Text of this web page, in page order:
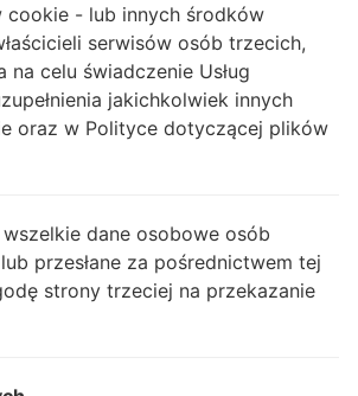
Powinieneś otrzymać 1 plik
plików (jeśli 5 plików wybierz
AP: "System & Recovery"
- lub innych środków
serwisów osób trzecich,
celu świadczenie Usług
jakichkolwiek innych
oraz w Polityce dotyczącej plików
dane osobowe osób
przesłane za pośrednictwem tej
strony trzeciej na przekazanie